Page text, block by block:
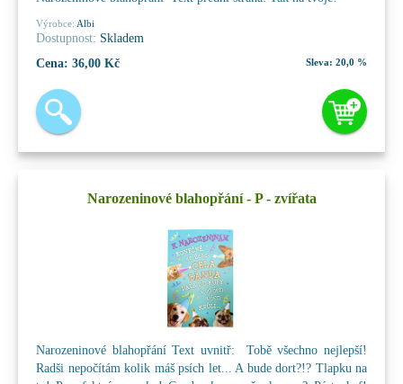
Výrobce: Albi
Dostupnost: Skladem
Cena: 36,00 Kč Sleva: 20,0 %
Narozeninové blahopřání - P - zvířata
Narozeninové blahopřání Text uvnitř: Tobě všechno nejlepší!
Radši nepočítám kolik máš psích let... A bude dort?!? Tlapku na